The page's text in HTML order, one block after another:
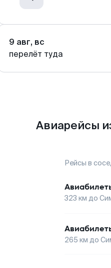
9 авг, вс
перелёт туда
Авиарейсы
Рейсы в
323 км до
265 км до